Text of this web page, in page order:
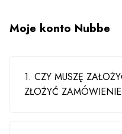
Moje konto Nubbe
1. CZY MUSZĘ
ZŁOŻYĆ